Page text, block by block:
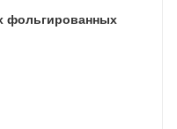
фольгированных